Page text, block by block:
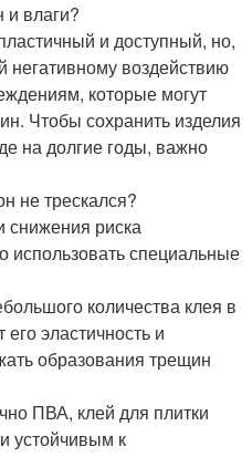
и влаги?
и доступный, но,
воздействию
которые могут
Чтобы сохранить изделия
на долгие годы, важно
не трескался?
риска
использовать специальные
количества клея в
эластичность и
образования трещин
ПВА, клей для плитки
устойчивым к